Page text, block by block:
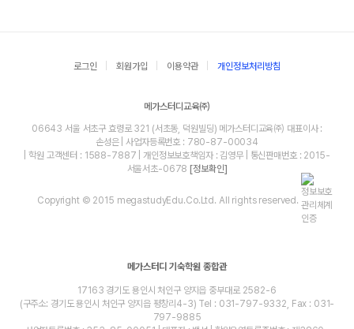
로그인 회원가입 이용약관 개인정보처리방침
메가스터디교육㈜
06643 서울 서초구 효령로 321 (서초동, 덕원빌딩) 메가스터디교육㈜ 대표이사 :
손성은 | 사업자등록번호 : 780-87-00034
| 학원 고객센터 : 1588-7887 | 개인정보보호책임자 : 김영무 | 통신판매번호 : 2015-
서울서초-0678 [정보확인]
Copyright © 2015 megastudyEdu.Co.Ltd. All rights reserved.
메가스터디 기숙학원 종합관
17163 경기도 용인시 처인구 양지읍 중부대로 2582-6
(구주소: 경기도 용인시 처인구 양지읍 평창리4-3) Tel : 031-797-9332, Fax : 031-
797-9885